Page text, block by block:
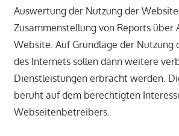
Auswertung der Nutzung der
Zusammenstellung von Reports
Website. Auf Grundlage der Nutzung
des Internets sollen dann weitere
Dienstleistungen erbracht werden.
beruht auf dem berechtigten
Webseitenbetreibers.